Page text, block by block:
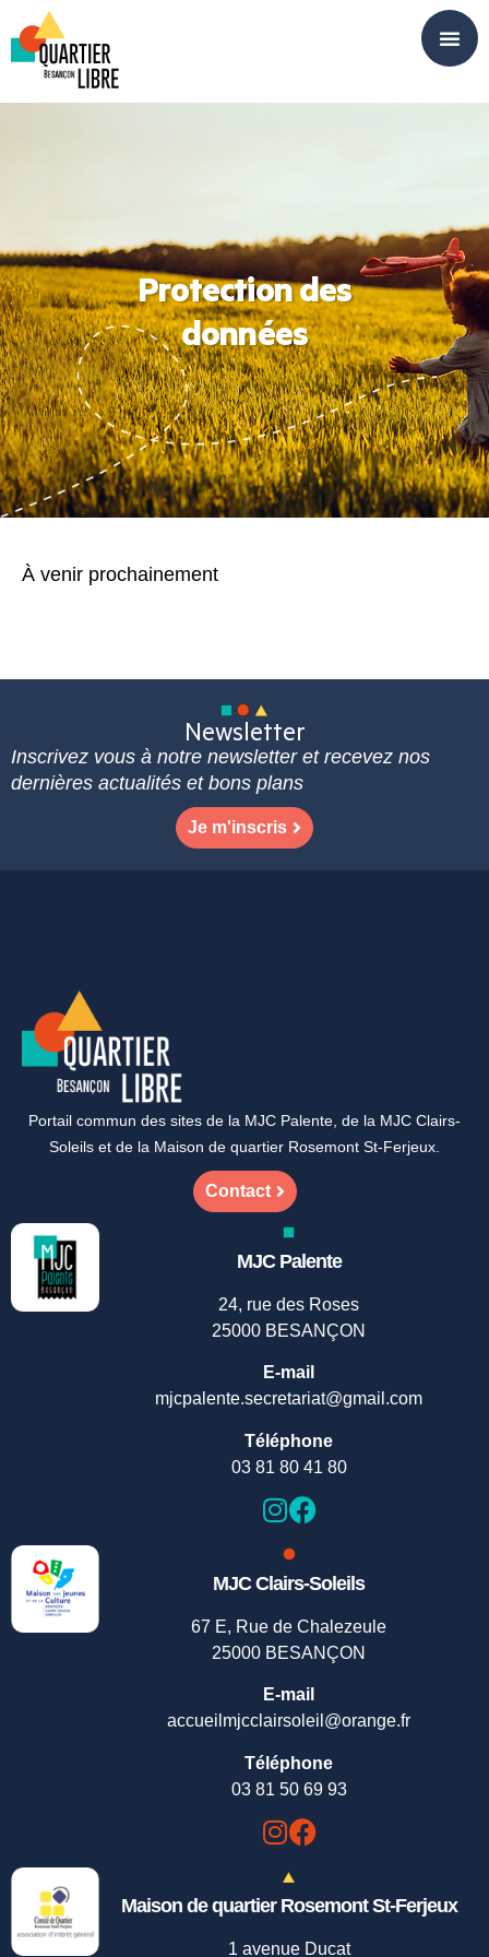
Protection des
données
À venir prochainement
Newsletter
Inscrivez vous à notre newsletter et recevez nos
dernières actualités et bons plans
Je m'inscris
Portail commun des sites de la MJC Palente, de la MJC Clairs-
Soleils et de la Maison de quartier Rosemont St-Ferjeux.
Contact
MJC Palente
24, rue des Roses
25000 BESANÇON
E-mail
mjcpalente.secretariat@gmail.com
Téléphone
03 81 80 41 80
MJC Clairs-Soleils
67 E, Rue de Chalezeule
25000 BESANÇON
E-mail
accueilmjcclairsoleil@orange.fr
Téléphone
03 81 50 69 93
Maison de quartier Rosemont St-Ferjeux
1 avenue Ducat
Panneau de gestion des cookies